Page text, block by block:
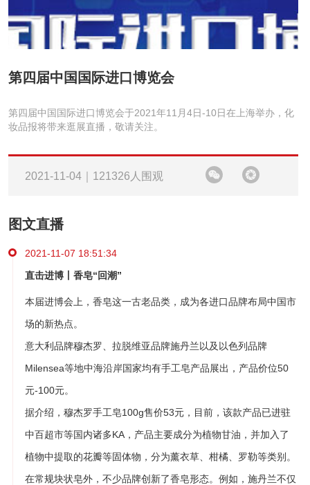
第四届中国国际进口博览会
第四届中国国际进口博览会于2021年11月4日-10日在上海举办，化
妆品报将带来逛展直播，敬请关注。
2021-11-04｜121326人围观
图文直播
2021-11-07 18:51:34
直击进博丨香皂“回潮”
本届进博会上，香皂这一古老品类，成为各进口品牌布局中国市
场的新热点。
意大利品牌穆杰罗、拉脱维亚品牌施丹兰以及以色列品牌
Milensea等地中海沿岸国家均有手工皂产品展出，产品价位50
元-100元。
据介绍，穆杰罗手工皂100g售价53元，目前，该款产品已进驻
中百超市等国内诸多KA，产品主要成分为植物甘油，并加入了
植物中提取的花瓣等固体物，分为薰衣草、柑橘、罗勒等类别。
在常规块状皂外，不少品牌创新了香皂形态。例如，施丹兰不仅